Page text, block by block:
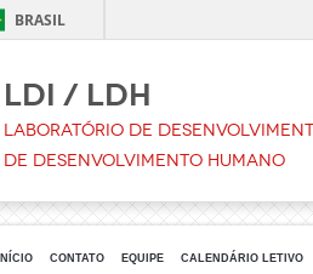
BRASIL
LDI / LDH
Laboratório de
de Desenvolvimento Humano
INÍCIO CONTATO EQUIPE CALENDÁRIO LETIVO